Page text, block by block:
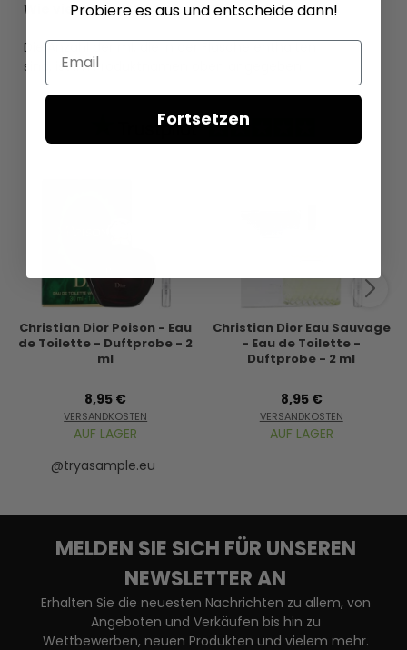
Wie viele ml enthält dieser Parfümtester?
Die Anzahl der ml, die in der Flasche enthalten
sind, ist im Produktnamen oben angegeben.
Christian Dior Poison - Eau
de Toilette - Duftprobe - 2
ml
8,95 €
VERSANDKOSTEN
AUF LAGER
Christian Dior Eau Sauvage
- Eau de Toilette -
Duftprobe - 2 ml
8,95 €
VERSANDKOSTEN
AUF LAGER
@tryasample.eu
MELDEN SIE SICH FÜR UNSEREN
NEWSLETTER AN
Erhalten Sie die neuesten Nachrichten zu allem, von
Angeboten und Verkäufen bis hin zu
Wettbewerben, neuen Produkten und vielem mehr.
Probiere es aus und entscheide dann!
Email
Fortsetzen